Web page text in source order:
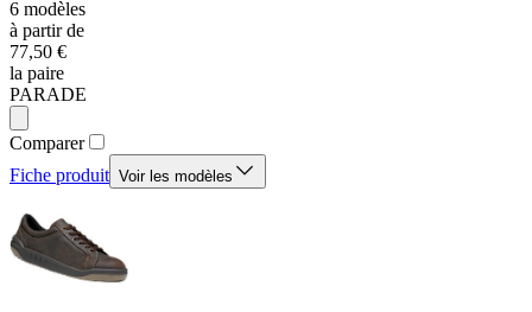
6 modèles
à partir de
77,50 €
la paire
PARADE
Comparer
Fiche produit Voir les modèles